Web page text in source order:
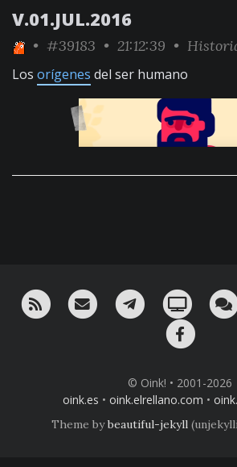
V.01.JUL.2016
• #39183 • 21:12:39 •
Los orígenes del ser humano
RSS ¡Mándame un email!
¡Nuestro canal
Oink!
© Oink! • 2001-2026
oink.es • oink.elrellano.com •
Theme bybeautiful-jekyll